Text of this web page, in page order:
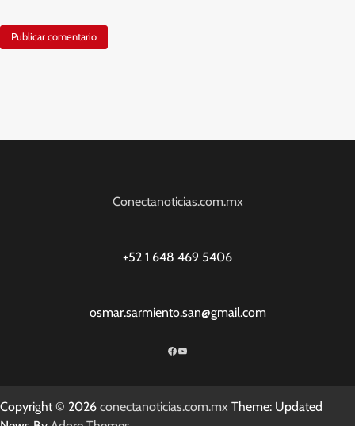
Conectanoticias.com.mx
+52 1 648 469 5406
osmar.sarmiento.san@gmail.com
Facebook
YouTube
Copyright © 2026 conectanoticias.com.mx Theme: Updated